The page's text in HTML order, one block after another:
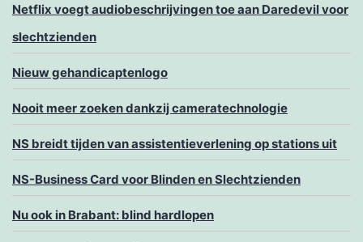
Netflix voegt audiobeschrijvingen toe aan Daredevil voor
slechtzienden
Nieuw gehandicaptenlogo
Nooit meer zoeken dankzij cameratechnologie
NS breidt tijden van assistentieverlening op stations uit
NS-Business Card voor Blinden en Slechtzienden
Nu ook in Brabant: blind hardlopen